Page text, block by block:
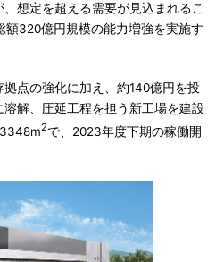
想定を超える需要が見込まれるこ
額320億円規模の能力増強を実施す
点の強化に加え、約140億円を投
解、圧延工程を担う新工場を建設
2で、2023年度下期の稼働開